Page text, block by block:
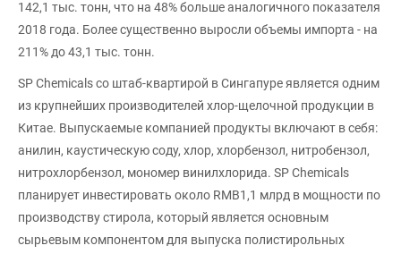
142,1 тыс. тонн, что на 48% больше аналогичного показателя
2018 года. Более существенно выросли объемы импорта - на
211% до 43,1 тыс. тонн.
SP Chemicals со штаб-квартирой в Сингапуре является одним
из крупнейших производителей хлор-щелочной продукции в
Китае. Выпускаемые компанией продукты включают в себя:
анилин, каустическую соду, хлор, хлорбензол, нитробензол,
нитрохлорбензол, мономер винилхлорида. SP Chemicals
планирует инвестировать около RMB1,1 млрд в мощности по
производству стирола, который является основным
сырьевым компонентом для выпуска полистирольных